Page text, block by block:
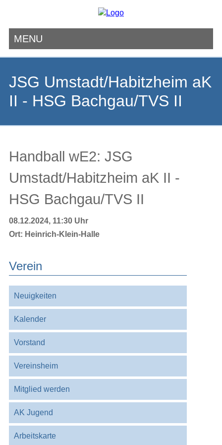
MENU
JSG Umstadt/Habitzheim aK
II - HSG Bachgau/TVS II
Handball wE2: JSG
Umstadt/Habitzheim aK II -
HSG Bachgau/TVS II
08.12.2024, 11:30 Uhr
Ort: Heinrich-Klein-Halle
Verein
überspringen
Neuigkeiten
Kalender
Vorstand
Vereinsheim
Mitglied werden
AK Jugend
Arbeitskarte